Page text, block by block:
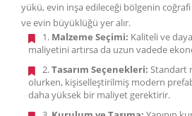
yükü, evin inşa edileceği bölgenin coğrafi
ve evin büyüklüğü yer alır.
1. Malzeme Seçimi: Kaliteli ve
maliyetini artırsa da uzun vadede
2.Tasarım Seçenekleri: Standart
olurken, kişiselleştirilmiş modern
daha yüksek bir maliyet gerektirir.